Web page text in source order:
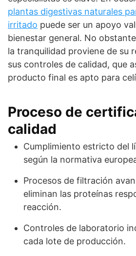
plantas digestivas naturales
irritado puede ser un apoyo
bienestar general. No
la tranquilidad proviene de su
sus controles de calidad, que
producto final es apto para
Proceso de
calidad
Cumplimiento estricto del
según la normativa
Procesos de filtración
eliminan las proteínas
reacción.
Controles de laboratorio
cada lote de producción.